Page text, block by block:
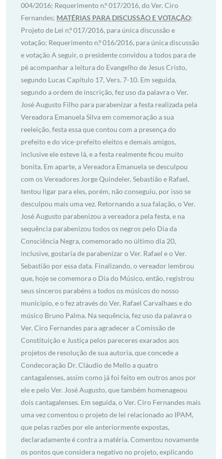
004/2016; Requerimento n.º 017/2016, do Ver. Ciro
Fernandes; MATÉRIAS PARA DISCUSSÃO E VOTAÇÃO:
Projeto de Lei n.º 017/2016, para única discussão e
votação; Requerimento n.º 016/2016, para única discussão
e votação A seguir, o presidente convidou a todos para de
pé acompanhar a leitura do Evangelho de Jesus Cristo,
segundo Lucas Capítulo 17, Vers. 7-10. Em seguida,
segundo a ordem de inscrição, fez uso da palavra o Ver.
José Augusto Filho para parabenizar a festa realizada pela
Vereadora Emanuela Silva em comemoração a sua
reeleição, festa essa que contou com a presença do
prefeito e do vice-prefeito eleitos e demais amigos,
inclusive ele esteve lá, e a festa realmente ficou muito
bonita. Em aparte, a Vereadora Emanuela se desculpou
com os Vereadores Jorge Quindeler, Sebastião e Rafael,
tentou ligar para eles, porém, não conseguiu, por isso se
desculpou mais uma vez. Retornando a sua falação, o Ver.
José Augusto parabenizou a vereadora pela festa, e na
sequência parabenizou todos os negros pelo Dia da
Consciência Negra, comemorado no último dia 20,
inclusive, gostaria de parabenizar o Ver. Rafael e o Ver.
Sebastião por essa data. Finalizando, o vereador lembrou
que, hoje se comemora o Dia do Músico, então, registrou
seus sinceros parabéns a todos os músicos do nosso
município, e o fez através do Ver. Rafael Carvalhaes e do
músico Bruno Palma. Na sequência, fez uso da palavra o
Ver. Ciro Fernandes para agradecer a Comissão de
Constituição e Justiça pelos pareceres exarados aos
projetos de resolução de sua autoria, que concede a
Condecoração Dr. Cláudio de Mello a quatro
cantagalenses, assim como já foi feito em outros anos por
ele e pelo Ver. José Augusto, que também homenageou
dois cantagalenses. Em seguida, o Ver. Ciro Fernandes mais
uma vez comentou o projeto de lei relacionado ao IPAM,
que pelas razões por ele anteriormente expostas,
declaradamente é contra a matéria. Comentou novamente
os pontos que considera negativo no projeto, explicando